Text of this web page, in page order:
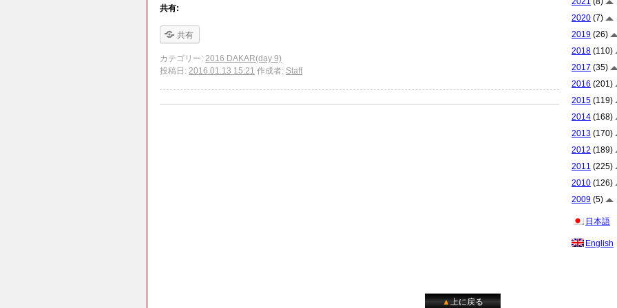
共有:
共有
カテゴリー: 2016 DAKAR(day 9)
投稿日: 2016.01.13 15:21 作成者: Staff
2020 (7)
2019 (26)
2018 (110)
2017 (35)
2016 (201)
2015 (119)
2014 (168)
2013 (170)
2012 (189)
2011 (225)
2010 (126)
2009 (5)
日本語
English
▲上に戻る